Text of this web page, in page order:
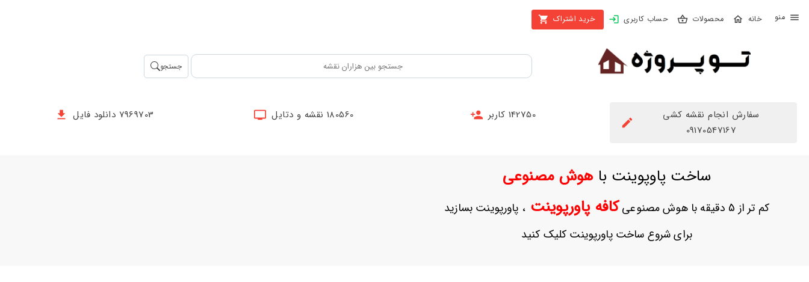
محصولات حساب کاربری خرید اشتراک
بستن
محصولات
جستجو
سفارش انجام نقشه کشی
09170547167
142750 کاربر 180560 نقشه و دتایل 7969703 دانلود فایل
ساخت پاوپوینت باهوش مصنوعی
کم تر از 5 دقیقه با هوش مصنوعی کافه پاورپوینت، پاورپوینت بسازید
برای شروع ساخت پاورپوینت کلیک کنید